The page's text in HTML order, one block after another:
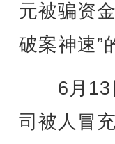
元被骗资
破案神速”
6月13日
司被人冒